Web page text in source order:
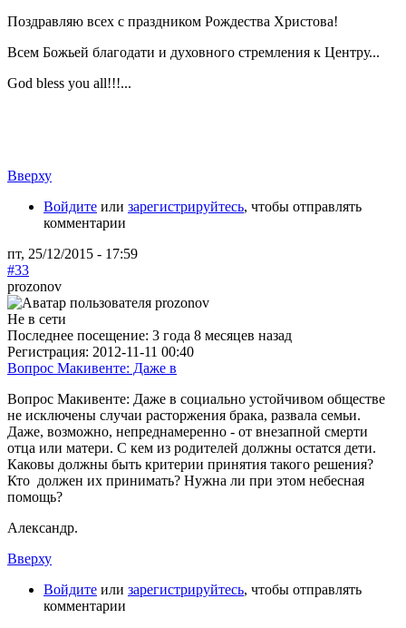
Поздравляю всех с праздником Рождества Христова!
Всем Божьей благодати и духовного стремления к Центру...
God bless you all!!!...
Вверху
Войдите или зарегистрируйтесь, чтобы отправлять
комментарии
пт, 25/12/2015 - 17:59
#33
prozonov
Не в сети
Последнее посещение: 3 года 8 месяцев назад
Регистрация: 2012-11-11 00:40
Вопрос Макивенте: Даже в
Вопрос Макивенте: Даже в социально устойчивом обществе
не исключены случаи расторжения брака, развала семьи.
Даже, возможно, непреднамеренно - от внезапной смерти
отца или матери. С кем из родителей должны остатся дети.
Каковы должны быть критерии принятия такого решения?
Кто должен их принимать? Нужна ли при этом небесная
помощь?
Александр.
Вверху
Войдите или зарегистрируйтесь, чтобы отправлять
комментарии